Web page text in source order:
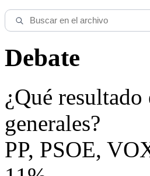
Debate
¿Qué
generales?
PP, PSOE,